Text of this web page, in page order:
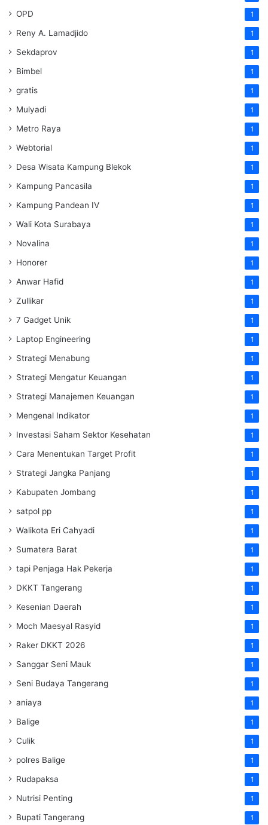
OPD 1
Reny A. Lamadjido 1
Sekdaprov 1
Bimbel 1
gratis 1
Mulyadi 1
Metro Raya 1
Webtorial 1
Desa Wisata Kampung Blekok 1
Kampung Pancasila 1
Kampung Pandean IV 1
Wali Kota Surabaya 1
Novalina 1
Honorer 1
Anwar Hafid 1
Zullikar 1
7 Gadget Unik 1
Laptop Engineering 1
Strategi Menabung 1
Strategi Mengatur Keuangan 1
Strategi Manajemen Keuangan 1
Mengenal Indikator 1
Investasi Saham Sektor Kesehatan 1
Cara Menentukan Target Profit 1
Strategi Jangka Panjang 1
Kabupaten Jombang 1
satpol pp 1
Walikota Eri Cahyadi 1
Sumatera Barat 1
tapi Penjaga Hak Pekerja 1
DKKT Tangerang 1
Kesenian Daerah 1
Moch Maesyal Rasyid 1
Raker DKKT 2026 1
Sanggar Seni Mauk 1
Seni Budaya Tangerang 1
aniaya 1
Balige 1
Culik 1
polres Balige 1
Rudapaksa 1
Nutrisi Penting 1
Bupati Tangerang 1